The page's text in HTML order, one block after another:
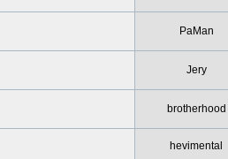
PaMan
Jery
brotherhood
hevimental